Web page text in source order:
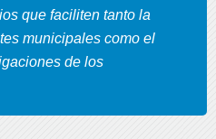
que faciliten tanto la
municipales como el
de los